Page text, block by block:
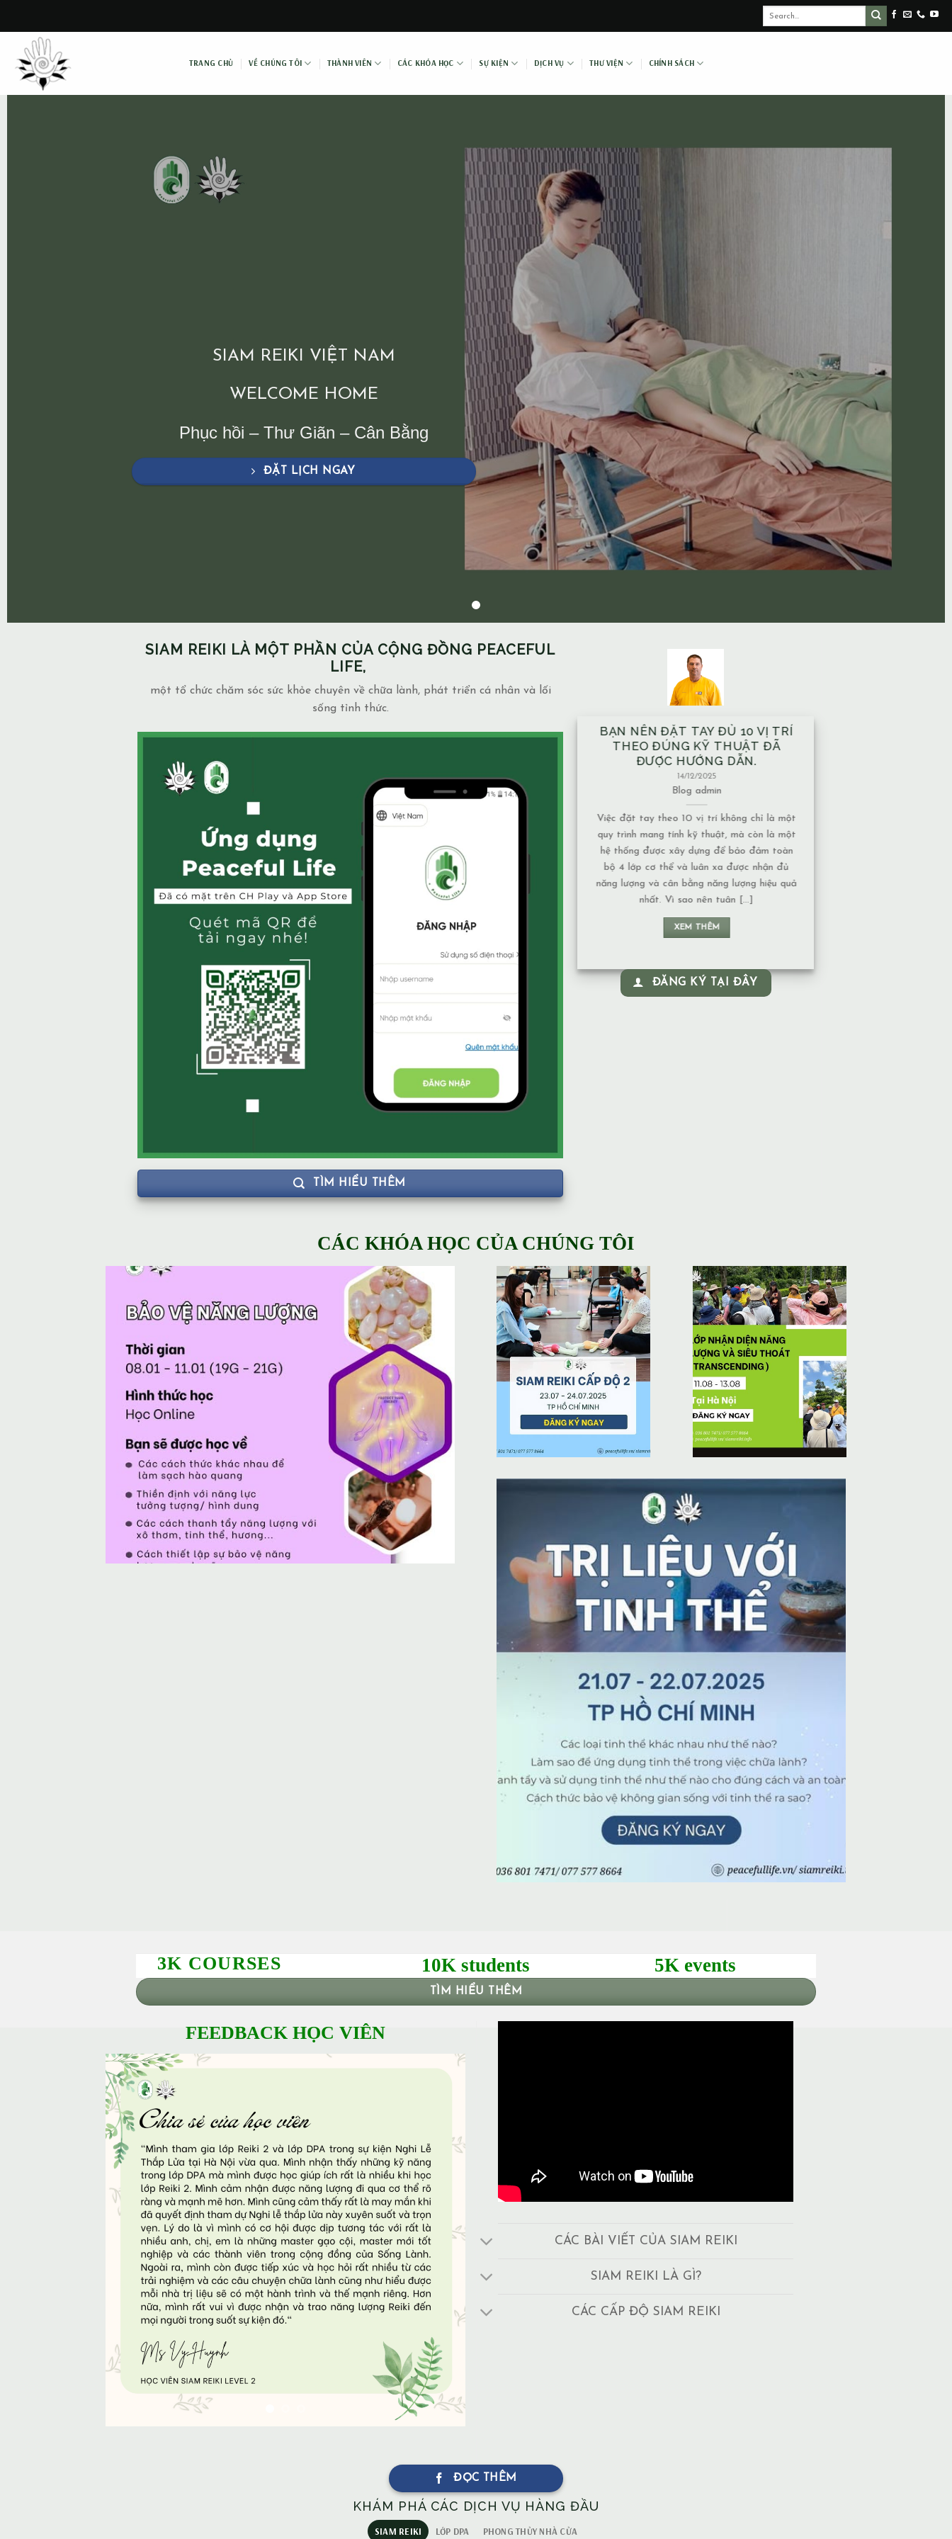
content
TRANG CHỦ VỀ CHÚNG TÔI THÀNH VIÊN CÁC KHÓA HỌC SỰ KIỆN DỊCH VỤ THƯ VIỆN CHÍNH SÁCH
SIAM REIKI VIỆT NAM
WELCOME HOME
Phục hồi – Thư Giãn – Cân Bằng
ĐẶT LỊCH NGAY
SIAM REIKI LÀ MỘT PHẦN CỦA CỘNG ĐỒNG PEACEFUL
LIFE,
một tổ chức chăm sóc sức khỏe chuyên về chữa lành, phát triển cá nhân và lối
sống tỉnh thức.
TÌM HIỂU THÊM
BẠN NÊN ĐẶT TAY ĐỦ 10 VỊ TRÍ
14/12/2025
Blog admin
Việc đặt tay theo 10 vị trí không chỉ là một
hệ thống được xây dựng để bảo đảm toàn
bộ 4 lớp cơ thể và luân xa được nhận đủ
năng lượng và cân bằng năng lượng hiệu quả
nhất. Vì sao nên tuân [...]
XEM THÊM
NHÀ XÂY TRÊN MẠCH NƯỚC
NGẦM CÓ ẢNH HƯỞNG GÌ VỀ
MẶT NĂNG LƯỢNG KHÔNG?
13/12/2025
Blogadmin
Mạch nước ngầm có nhiều dạng khác nhau,
và mức độ ảnh hưởng về năng lượng cũng
phụ thuộc vào tính chất của nguồn nước: 1.
Nước chảy hay nước đọng – Nếu là nước
chảy, năng lượng thường chuyển động liên
tục nên không tạo ra ứ đọng. – Nếu là nước
đọng, lâu [...]
ĐĂNG KÝ TẠI ĐÂY
CÁC KHÓA HỌC CỦA CHÚNG TÔI
3K COURSES 10K students 5K events
TÌM HIỂU THÊM
FEEDBACK HỌC VIÊN
CÁC BÀI VIẾT CỦA SIAM REIKI
SIAM REIKI LÀ GÌ?
CÁC CẤP ĐỘ SIAM REIKI
ĐỌC THÊM
KHÁM PHÁ CÁC DỊCH VỤ HÀNG ĐẦU
SIAM REIKI